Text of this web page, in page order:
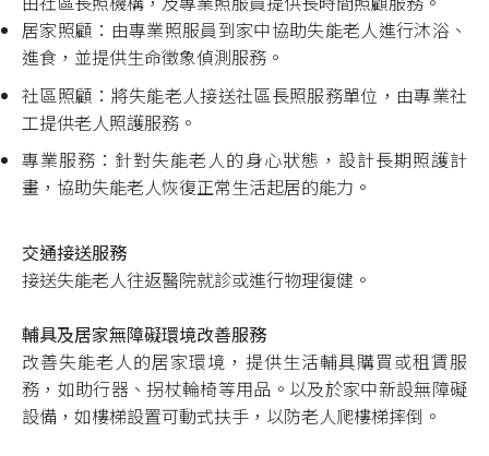
居家照顧：由專業照服員到家中協助失能老人進行沐浴、
進食，並提供生命徵象偵測服務。
社區照顧：將失能老人接送社區長照服務單位，由專業社
工提供老人照護服務。
專業服務：針對失能老人的身心狀態，設計長期照護計
畫，協助失能老人恢復正常生活起居的能力。
交通接送服務
接送失能老人往返醫院就診或進行物理復健。
輔具及居家無障礙環境改善服務
改善失能老人的居家環境，提供生活輔具購買或租賃服
務，如助行器、拐杖輪椅等用品。以及於家中新設無障礙
設備，如樓梯設置可動式扶手，以防老人爬樓梯摔倒。